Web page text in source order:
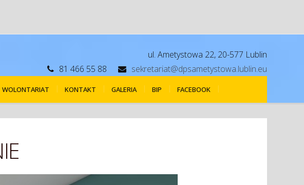
ul. Ametystowa 22, 20-577 Lublin
81 466 55 88
sekretariat@dpsametystowa.lublin.eu
WOLONTARIAT KONTAKT GALERIA BIP FACEBOOK